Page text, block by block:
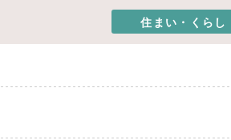
住まい・くらし